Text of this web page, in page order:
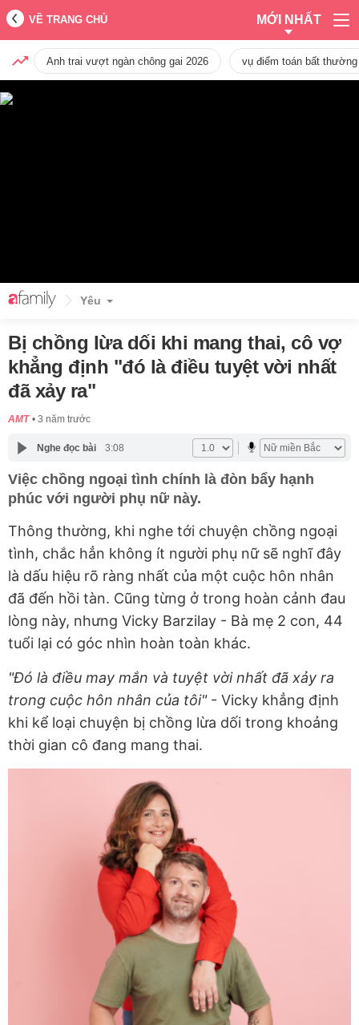
VỀ TRANG CHỦ MỚI NHẤT
Anh trai vượt ngàn chông gai 2026 vụ điểm toán bất
Yêu
Bị chồng lừa dối khi mang thai, cô vợ
khẳng định "đó là điều tuyệt vời nhất
đã xảy ra"
AMT 3 năm trước
Nghe đọc bài 3:08
Việc chồng ngoại tình chính là đòn bẩy hạnh
phúc với người phụ nữ này.
Thông thường, khi nghe tới chuyện chồng ngoại
tình, chắc hẳn không ít người phụ nữ sẽ nghĩ đây
là dấu hiệu rõ ràng nhất của một cuộc hôn nhân
đã đến hồi tàn. Cũng từng ở trong hoàn cảnh đau
lòng này, nhưng Vicky Barzilay - Bà mẹ 2 con, 44
tuổi lại có góc nhìn hoàn toàn khác.
"Đó là điều may mắn và tuyệt vời nhất đã xảy ra
trong cuộc hôn nhân của tôi"- Vicky khẳng định
khi kể loại chuyện bị chồng lừa dối trong khoảng
thời gian cô đang mang thai.